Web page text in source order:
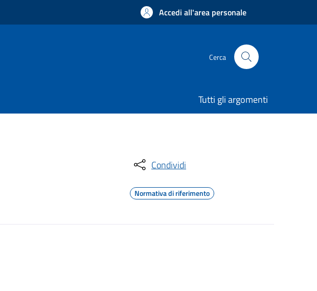
Accedi all'area personale
Cerca
Tutti gli argomenti
Condividi
Normativa di riferimento